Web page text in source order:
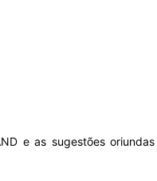
e as sugestões